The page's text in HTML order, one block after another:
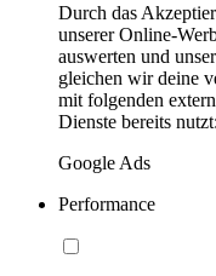
Durch das
unserer Online-
auswerten und
gleichen wir deine
mit folgenden
Dienste bereits nutzt:
Google Ads
Performance